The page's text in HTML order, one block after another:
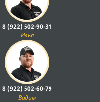
8 (922) 502-90-31
Илья
8 (922) 502-60-79
Вадим